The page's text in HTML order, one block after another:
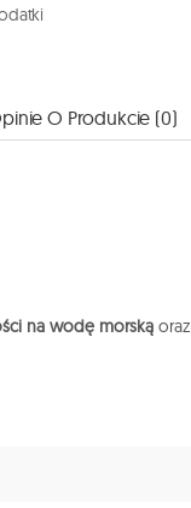
O Produkcie (0)
na wodę morską oraz